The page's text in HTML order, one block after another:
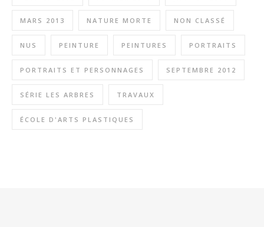
MARS 2013 NATURE MORTE NON CLASSÉ
NUS PEINTURE PEINTURES PORTRAITS
PORTRAITS ET PERSONNAGES SEPTEMBRE 2012
SÉRIE LES ARBRES TRAVAUX
ÉCOLE D'ARTS PLASTIQUES